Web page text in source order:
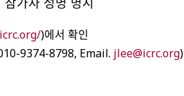
)에서 확인
9374-8798, Email. jlee@icrc.org)